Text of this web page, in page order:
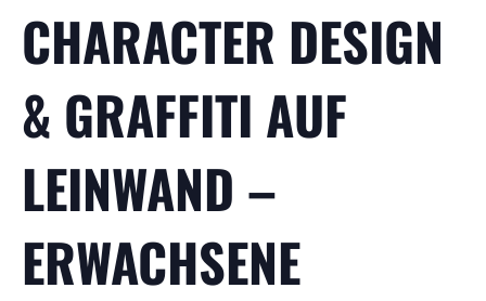
CHARACTER DESIGN
& GRAFFITI AUF
LEINWAND –
ERWACHSENE